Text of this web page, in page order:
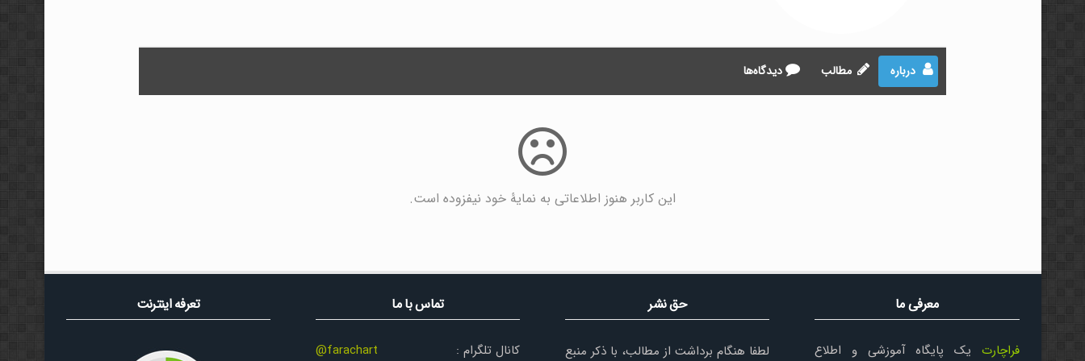
درباره مطالب دیدگاه‌ها
این کاربر هنوز اطلاعاتی به نمایۀ خود نیفزوده است.
معرفی ما
فراچارت یک پایگاه آموزشی و اطلاع
حق نشر
لطفا هنگام برداشت از مطالب، با ذکر منبع
تماس با ما
کانال تلگرام : @farachart
تعرفه اینترنت